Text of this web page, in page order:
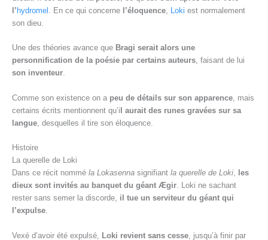
l’ hydromel . En ce qui concerne l’éloquence, Loki est normalement
son dieu.
Une des théories avance que Bragi serait alors une
personnification de la poésie par certains auteurs, faisant de lui
son inventeur.
Comme son existence on a peu de détails sur son apparence , mais
certains écrits mentionnent qu’i l aurait des runes gravées sur sa
langue , desquelles il tire son éloquence.
Histoire
La querelle de Loki
Dans ce récit nommé la Lokasenna signifiant la querelle de Loki, les
dieux sont invités au banquet du géant Ægir. Loki ne sachant
rester sans semer la discorde, il tue un serviteur du géant qui
l’expulse.
Vexé d’avoir été expulsé, Loki revient sans cesse , jusqu’à finir par